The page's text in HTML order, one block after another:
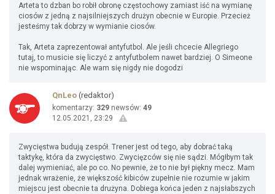
Arteta to dzban bo robił obronę częstochowy zamiast iść na wymianę
ciosów z jedną z najsilniejszych drużyn obecnie w Europie. Przecież
jesteśmy tak dobrzy w wymianie ciosów.
Tak, Arteta zaprezentował antyfutbol. Ale jeśli chcecie Allegriego
tutaj, to musicie się liczyć z antyfutbolem nawet bardziej. O Simeone
nie wspominając. Ale wam się nigdy nie dogodzi
QnLeo (redaktor)
komentarzy: 329 newsów: 49
12.05.2021, 23:29
Zwycięstwa budują zespół. Trener jest od tego, aby dobrać taką
taktykę, która da zwycięstwo. Zwycięzców się nie sądzi. Mógłbym tak
dalej wymieniać, ale po co. No pewnie, że to nie był piękny mecz. Mam
jednak wrażenie, że większość kibiców zupełnie nie rozumie w jakim
miejscu jest obecnie ta drużyna. Dobiega końca jeden z najsłabszych